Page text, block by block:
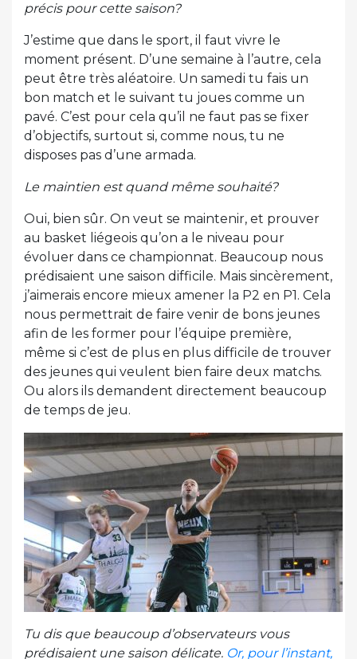
précis pour cette saison?
J’estime que dans le sport, il faut vivre le
moment présent. D’une semaine à l’autre, cela
peut être très aléatoire. Un samedi tu fais un
bon match et le suivant tu joues comme un
pavé. C’est pour cela qu’il ne faut pas se fixer
d’objectifs, surtout si, comme nous, tu ne
disposes pas d’une armada.
Le maintien est quand même souhaité?
Oui, bien sûr. On veut se maintenir, et prouver
au basket liégeois qu’on a le niveau pour
évoluer dans ce championnat. Beaucoup nous
prédisaient une saison difficile. Mais sincèrement,
j’aimerais encore mieux amener la P2 en P1. Cela
nous permettrait de faire venir de bons jeunes
afin de les former pour l’équipe première,
même si c’est de plus en plus difficile de trouver
des jeunes qui veulent bien faire deux matchs.
Ou alors ils demandent directement beaucoup
de temps de jeu.
Tu dis que beaucoup d’observateurs vous
prédisaient une saison délicate. Or, pour l’instant,